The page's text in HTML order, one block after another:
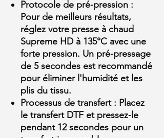
Protocole de pré-pression :
Pour de meilleurs résultats,
réglez votre presse à chaud
Supreme HD à 135°C avec une
forte pression. Un pré-pressage
de 5 secondes est recommandé
pour éliminer l'humidité et les
plis du tissu.
Processus de transfert : Placez
le transfert DTF et pressez-le
pendant 12 secondes pour un